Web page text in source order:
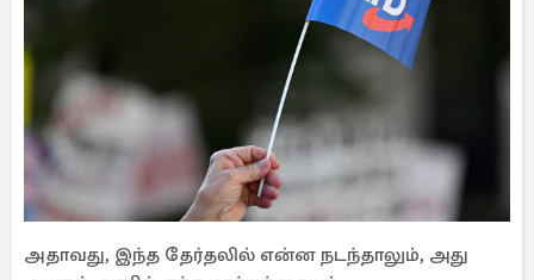
அதாவது, இந்த தேர்தலில் என்ன நடந்தாலும், அது